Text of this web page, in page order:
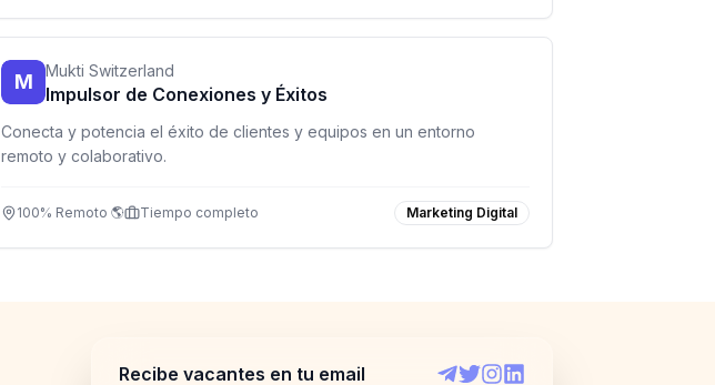
M Mukti Switzerland
Impulsor de Conexiones y Éxitos
Conecta y potencia el éxito de clientes y equipos en un entorno
remoto y colaborativo.
100% Remoto 🌎 Tiempo completo Marketing Digital
Recibe vacantes en tu email